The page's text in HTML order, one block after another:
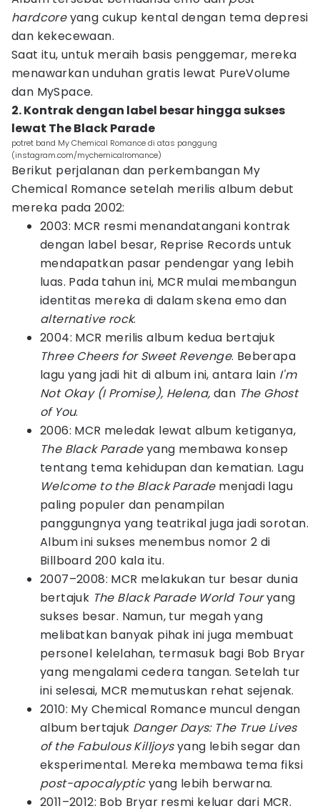
hardcoreyang cukup kental dengan tema depresi
dan kekecewaan.
Saat itu, untuk meraih basis penggemar, mereka
menawarkan unduhan gratis lewat PureVolume
dan MySpace.
2. Kontrak dengan label besar hingga sukses
lewat The Black Parade
potret band My Chemical Romance di atas panggung
(instagram.com/mychemicalromance)
Berikut perjalanan dan perkembangan My
Chemical Romance setelah merilis album debut
mereka pada 2002:
2003: MCR resmi menandatangani kontrak
dengan label besar, Reprise Records untuk
mendapatkan pasar pendengar yang lebih
luas. Pada tahun ini, MCR mulai membangun
identitas mereka di dalam skena emo dan
alternative rock.
2004: MCR merilis album kedua bertajuk
Three Cheers for Sweet Revenge. Beberapa
lagu yang jadi hit di album ini, antara lain I'm
Not Okay (I Promise), Helena, dan The Ghost
of You.
2006: MCR meledak lewat album ketiganya,
The Black Paradeyang membawa konsep
tentang tema kehidupan dan kematian. Lagu
Welcome to the Black Parade menjadi lagu
paling populer dan penampilan
panggungnya yang teatrikal juga jadi sorotan.
Album ini sukses menembus nomor 2 di
Billboard 200 kala itu.
2007–2008: MCR melakukan tur besar dunia
bertajuk The Black Parade World Touryang
sukses besar. Namun, tur megah yang
melibatkan banyak pihak ini juga membuat
personel kelelahan, termasuk bagi Bob Bryar
yang mengalami cedera tangan. Setelah tur
ini selesai, MCR memutuskan rehat sejenak.
2010: My Chemical Romance muncul dengan
album bertajuk Danger Days: The True Lives
of the Fabulous Killjoysyang lebih segar dan
eksperimental. Mereka membawa tema fiksi
post-apocalypticyang lebih berwarna.
2011–2012: Bob Bryar resmi keluar dari MCR.